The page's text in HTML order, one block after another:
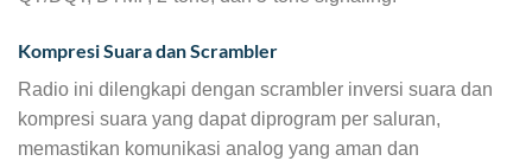
Kompresi Suara dan Scrambler
Radio ini dilengkapi dengan scrambler inversi suara dan
kompresi suara yang dapat diprogram per saluran,
memastikan komunikasi analog yang aman dan